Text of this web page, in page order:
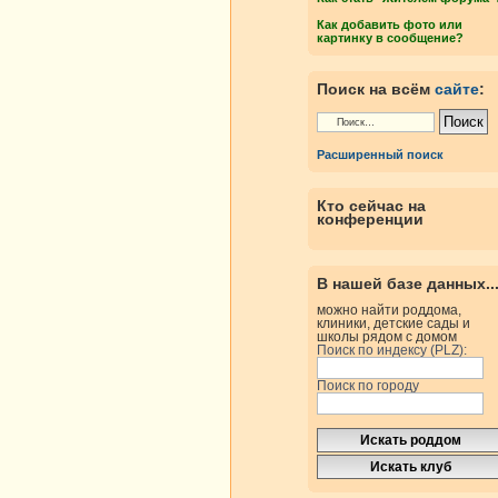
Как добавить фото или
картинку в сообщение?
Поиск на всём сайте:
Расширенный поиск
Кто сейчас на
конференции
В нашей базе данных...
можно найти роддома,
клиники, детские сады и
школы рядом с домом
Поиск по индексу (PLZ):
Поиск по городу